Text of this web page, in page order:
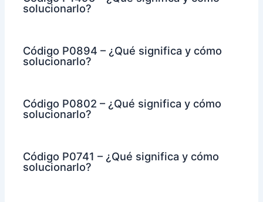
solucionarlo?
Código P0894 – ¿Qué significa y cómo
solucionarlo?
Código P0802 – ¿Qué significa y cómo
solucionarlo?
Código P0741 – ¿Qué significa y cómo
solucionarlo?